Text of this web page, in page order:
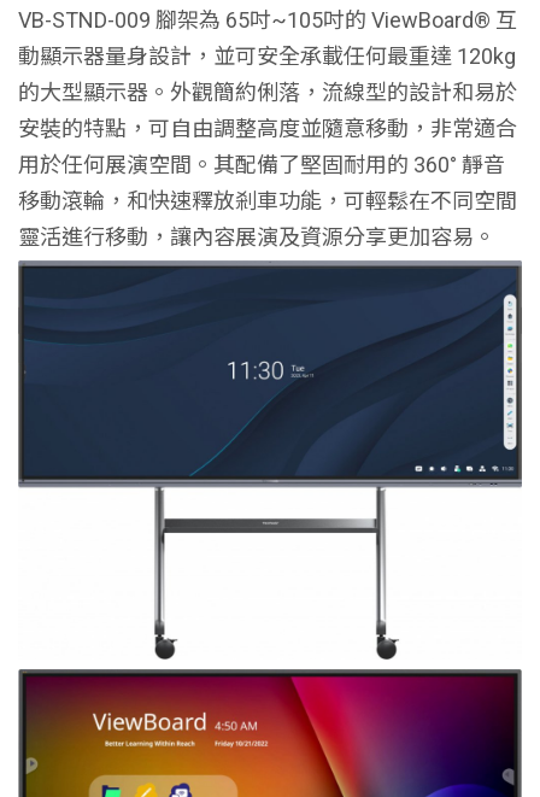
VB-STND-009 腳架為 65吋~105吋的 ViewBoard® 互
動顯示器量身設計，並可安全承載任何最重達 120kg
的大型顯示器。外觀簡約俐落，流線型的設計和易​​於
安裝的特點，可自由調整高度並隨意移動，非常適合
用於任何展演空間。其配備了堅固耐用的 360° 靜音
移動滾輪，和快速釋放剎車功能，可輕鬆在不同空間
靈活進行移動，讓內容展演及資源分享更加容易。